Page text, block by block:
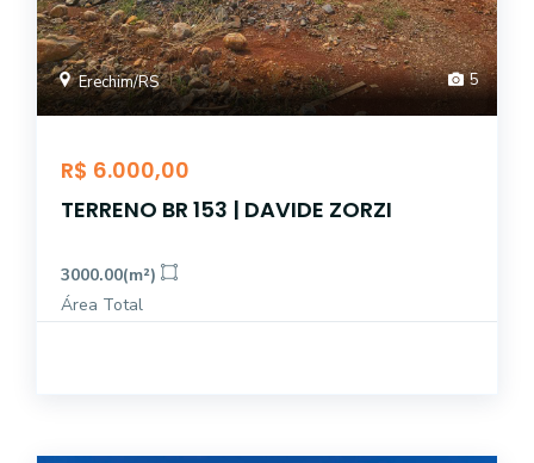
Erechim/RS 5
R$ 6.000,00
TERRENO BR 153 | DAVIDE ZORZI
3000.00(m²)
Área Total